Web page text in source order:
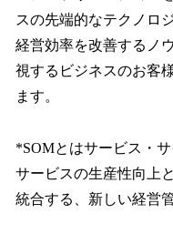
スの先端的なテクノロ
経営効率を改善するノ
視するビジネスのお客
ます。
*SOMとはサービス・
サービスの生産性向上
統合する、新しい経営